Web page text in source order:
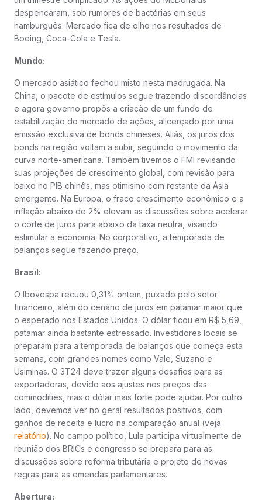
despencaram, sob rumores de bactérias em seus
hamburguês. Mercado fica de olho nos resultados de
Boeing, Coca-Cola e Tesla.
Mundo:
O mercado asiático fechou misto nesta madrugada. Na
China, o pacote de estímulos segue trazendo discordâncias
e agora governo propôs a criação de um fundo de
estabilização do mercado de ações, alicerçado por uma
emissão exclusiva de bonds chineses. Aliás, os juros dos
bonds na região voltam a subir, seguindo o movimento da
curva norte-americana. Também tivemos o FMI revisando
suas projeções de crescimento global, com revisão para
baixo no PIB chinês, mas otimismo com restante da Ásia
emergente. Na Europa, o fraco crescimento econômico e a
inflação abaixo de 2% elevam as discussões sobre acelerar
o corte de juros para abaixo da taxa neutra, visando
estimular a economia. No corporativo, a temporada de
balanços segue fazendo preço.
Brasil:
O Ibovespa recuou 0,31% ontem, puxado pelo setor
financeiro, além do cenário de juros em patamar maior que
o esperado nos Estados Unidos. O dólar ficou em R$ 5,69,
patamar ainda bastante estressado. Investidores locais se
preparam para a temporada de balanços que começa esta
semana, com grandes nomes como Vale, Suzano e
Usiminas. O 3T24 deve trazer alguns desafios para as
exportadoras, devido aos ajustes nos preços das
commodities, mas o dólar mais forte pode ajudar. Por outro
lado, devemos ver no geral resultados positivos, com
ganhos de receita e lucro na comparação anual (veja
relatório). No campo político, Lula participa virtualmente de
reunião dos BRICs e congresso se prepara para as
discussões sobre reforma tributária e projeto de novas
regras para as emendas parlamentares.
Abertura: